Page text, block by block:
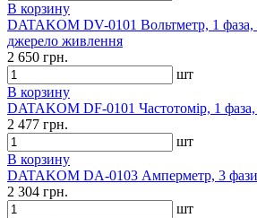
В корзину
DATAKOM DV-0101 Вольтметр, 1 фаза,
джерело живлення
2 650 грн.
шт
В корзину
DATAKOM DF-0101 Частотомір, 1
2 477 грн.
шт
В корзину
DATAKOM DA-0103 Амперметр, 3
2 304 грн.
шт